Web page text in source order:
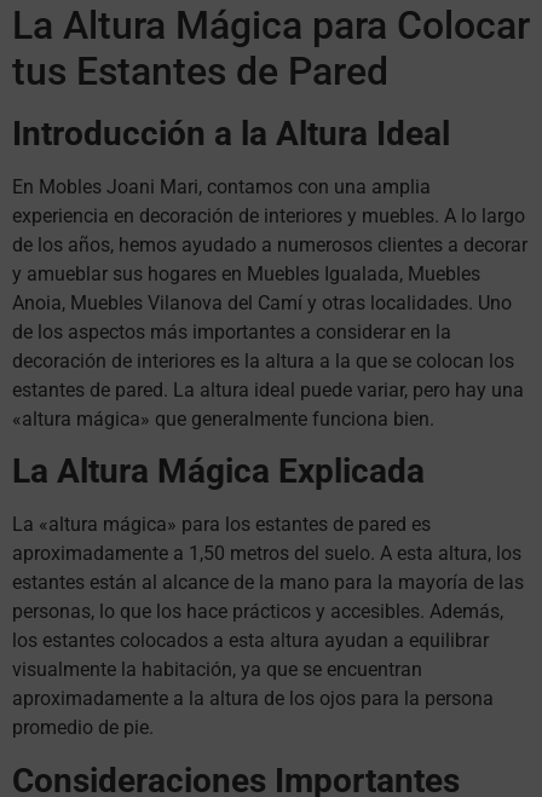
La Altura Mágica para Colocar
tus Estantes de Pared
Introducción a la Altura Ideal
En Mobles Joani Mari, contamos con una amplia
experiencia en decoración de interiores y muebles. A lo largo
de los años, hemos ayudado a numerosos clientes a decorar
y amueblar sus hogares en Muebles Igualada, Muebles
Anoia, Muebles Vilanova del Camí y otras localidades. Uno
de los aspectos más importantes a considerar en la
decoración de interiores es la altura a la que se colocan los
estantes de pared. La altura ideal puede variar, pero hay una
«altura mágica» que generalmente funciona bien.
La Altura Mágica Explicada
La «altura mágica» para los estantes de pared es
aproximadamente a 1,50 metros del suelo. A esta altura, los
estantes están al alcance de la mano para la mayoría de las
personas, lo que los hace prácticos y accesibles. Además,
los estantes colocados a esta altura ayudan a equilibrar
visualmente la habitación, ya que se encuentran
aproximadamente a la altura de los ojos para la persona
promedio de pie.
Consideraciones Importantes